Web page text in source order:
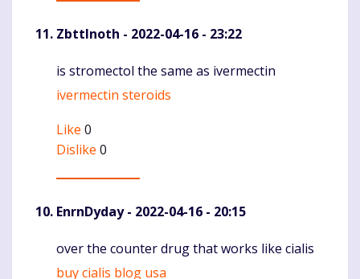
ZbttInoth - 2022-04-16 - 23:22
Komentaras
is stromectol the same as ivermectin
ivermectin steroids
Like 0
Dislike 0
EnrnDyday- 2022-04-16 - 20:15
Komentaras
over the counter drug that works like cialis
buy cialis blog usa